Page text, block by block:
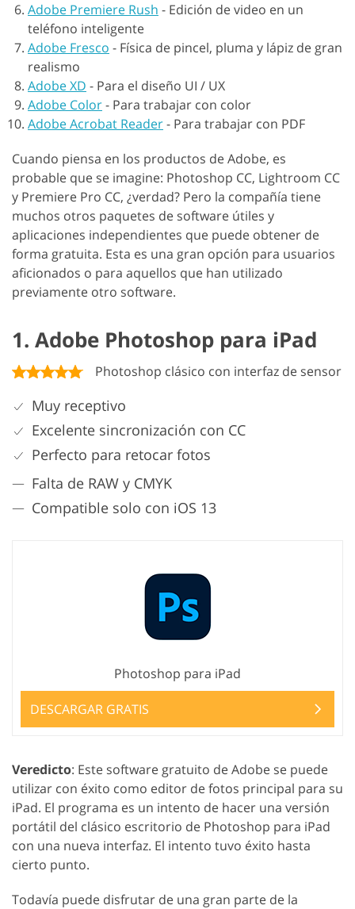
Adobe Premiere Rush - Edición de video en un
teléfono inteligente
Adobe Fresco - Física de pincel, pluma y lápiz de gran
realismo
Adobe XD - Para el diseño UI / UX
Adobe Color- Para trabajar con color
Adobe Acrobat Reader- Para trabajar con PDF
Cuando piensa en los productos de Adobe, es
probable que se imagine: Photoshop CC, Lightroom CC
y Premiere Pro CC, ¿verdad? Pero la compañía tiene
muchos otros paquetes de software útiles y
aplicaciones independientes que puede obtener de
forma gratuita. Esta es una gran opción para usuarios
aficionados o para aquellos que han utilizado
previamente otro software.
1. Adobe Photoshop para iPad
Photoshop clásico con interfaz de sensor
Muy receptivo
Excelente sincronización con CC
Perfecto para retocar fotos
Falta de RAW y CMYK
Compatible solo con iOS 13
Photoshop para iPad
DESCARGAR GRATIS
Veredicto: Este software gratuito de Adobe se puede
utilizar con éxito como editor de fotos principal para su
iPad. El programa es un intento de hacer una versión
portátil del clásico escritorio de Photoshop para iPad
con una nueva interfaz. El intento tuvo éxito hasta
cierto punto.
Todavía puede disfrutar de una gran parte de la